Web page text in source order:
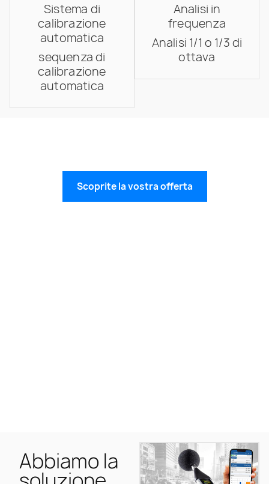
Sistema di
calibrazione
automatica
sequenza di
calibrazione
automatica
Analisi in
frequenza
Analisi 1/1 o 1/3 di
ottava
Scoprite la vostra offerta
Abbiamo la